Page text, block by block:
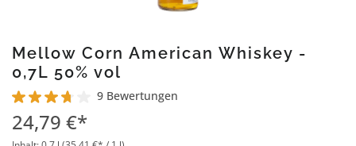
Mellow Corn American Whiskey -
0,7L 50% vol
Durchschnittliche Bewertung von 3.7 von 5 Sternen
9 Bewertungen
24,79 €*